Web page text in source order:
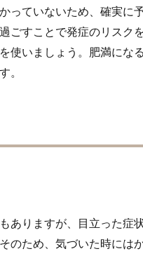
っていないため、確実に
ごすことで発症のリスク
使いましょう。肥満にな
。
ありますが、目立った症
のため、気づいた時には